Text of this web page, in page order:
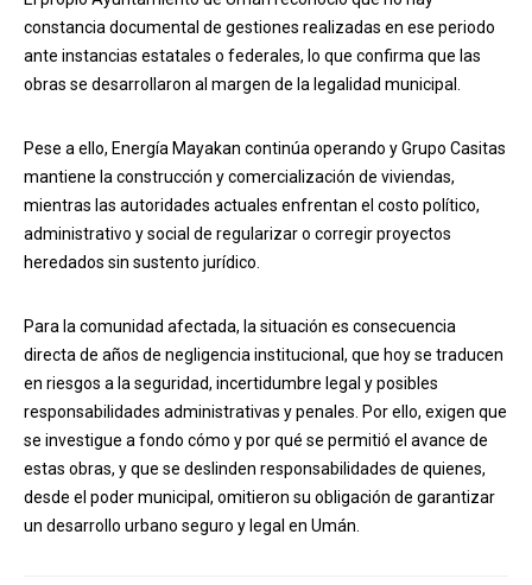
constancia documental de gestiones realizadas en ese periodo
ante instancias estatales o federales, lo que confirma que las
obras se desarrollaron al margen de la legalidad municipal.
Pese a ello, Energía Mayakan continúa operando y Grupo Casitas
mantiene la construcción y comercialización de viviendas,
mientras las autoridades actuales enfrentan el costo político,
administrativo y social de regularizar o corregir proyectos
heredados sin sustento jurídico.
Para la comunidad afectada, la situación es consecuencia
directa de años de negligencia institucional, que hoy se traducen
en riesgos a la seguridad, incertidumbre legal y posibles
responsabilidades administrativas y penales. Por ello, exigen que
se investigue a fondo cómo y por qué se permitió el avance de
estas obras, y que se deslinden responsabilidades de quienes,
desde el poder municipal, omitieron su obligación de garantizar
un desarrollo urbano seguro y legal en Umán.